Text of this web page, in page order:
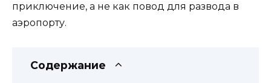
приключение, а не как повод для развода в
аэропорту.
Содержание